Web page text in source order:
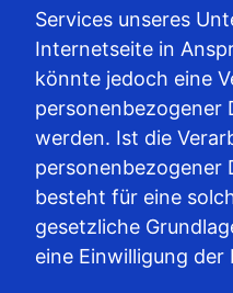
Services unseres
Internetseite in
könnte jedoch eine
personenbezogener
werden. Ist die
personenbezogener
besteht für eine
gesetzliche
eine Einwilligung